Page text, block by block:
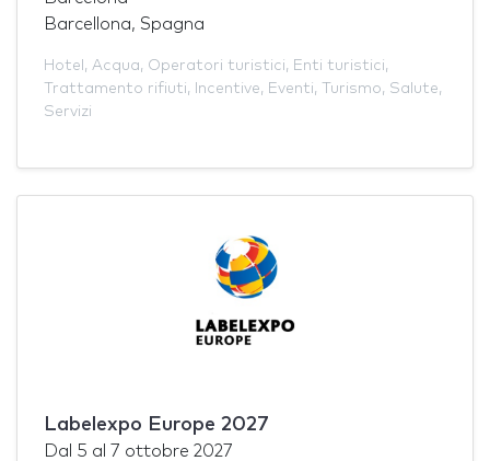
Barcellona, Spagna
Hotel , Acqua, Operatori turistici, Enti turistici,
Trattamento rifiuti, Incentive, Eventi, Turismo, Salute,
Servizi
Labelexpo Europe 2027
Dal 5 al 7 ottobre 2027